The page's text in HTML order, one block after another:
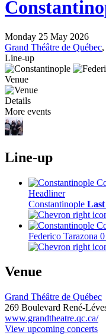
Monday 25 May 2026
Grand Théâtre de Québec,
Line-up
Venue
Details
More events
Line-up
Headliner
Constantinople Last
Federico Tarazona
Venue
Grand Théâtre de Québec
269 Boulevard René-
www.grandtheatre.qc.ca/
View upcoming concerts